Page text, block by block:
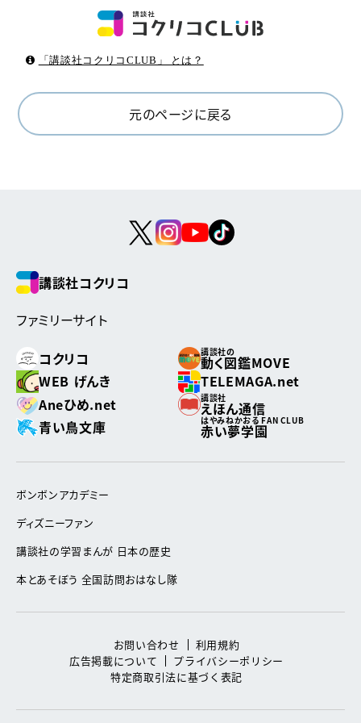
「講談社コクリコCLUB」 とは？
元のページに戻る
講談社コクリコ
ファミリーサイト
コクリコ
講談社の
動く図鑑MOVE
WEB げんき
TELEMAGA.net
Aneひめ.net
講談社
えほん通信
青い鳥文庫
はやみねかおる FAN CLUB
赤い夢学園
ボンボンアカデミー
ディズニーファン
講談社の学習まんが 日本の歴史
本とあそぼう 全国訪問おはなし隊
お問い合わせ
利用規約
広告掲載について
プライバシーポリシー
特定商取引法に基づく表記